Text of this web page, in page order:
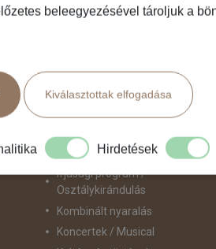
1 napos utak
Egzotikus út
Fesztiválok
Golfút
Gyalogtúra
Hajóút
Ifjúsági program /
Osztálykirándulás
Kombinált nyaralás
Koncertek / Musical
beleegyezésével tároljuk a
Kiválasztottak elfogadása
Hirdetések